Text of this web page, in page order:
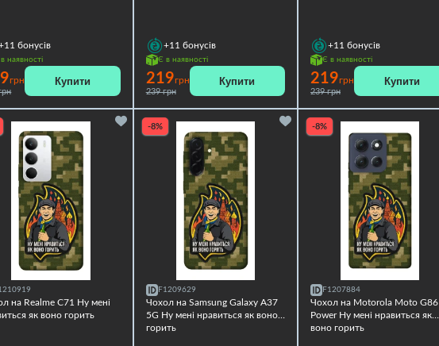
бонусів
наявності
грн Купити
+11 бонусів
Є в наявності
219грн
239 грн
Купити
+11 бонусів
Є в наявності
219грн
239 грн
Купити
на Realme C71 Ну мені
як воно горить
-8%
F1209629
Чохол на Samsung Galaxy A37
5G Ну мені нравиться як воно
горить
-8%
F1207884
Чохол на Motorola Moto G86
Power Ну мені нравиться як
воно горить